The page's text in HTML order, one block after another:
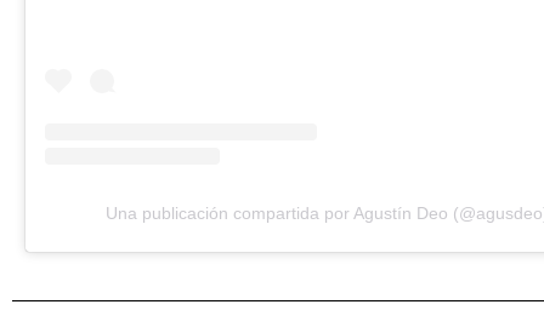
Una publicación compartida por Agustín Deo